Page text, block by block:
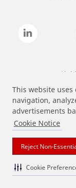
This website uses
navigation,
advertisements
Cookie Notice
Reject Non-
Cookie
상기